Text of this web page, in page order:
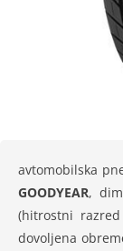
avtomobilska
GOODYEAR,
(hitrostni
dovoljena